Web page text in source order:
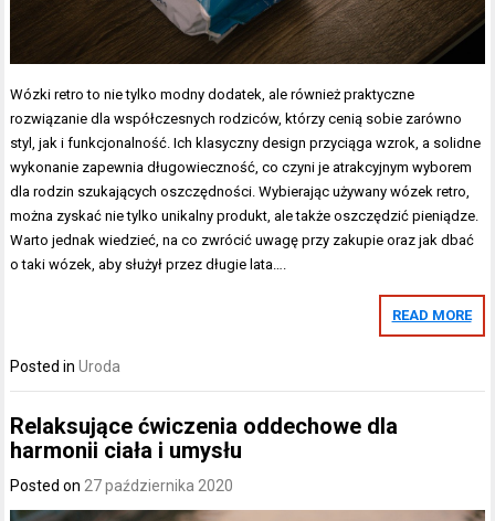
Wózki retro to nie tylko modny dodatek, ale również praktyczne
rozwiązanie dla współczesnych rodziców, którzy cenią sobie zarówno
styl, jak i funkcjonalność. Ich klasyczny design przyciąga wzrok, a solidne
wykonanie zapewnia długowieczność, co czyni je atrakcyjnym wyborem
dla rodzin szukających oszczędności. Wybierając używany wózek retro,
można zyskać nie tylko unikalny produkt, ale także oszczędzić pieniądze.
Warto jednak wiedzieć, na co zwrócić uwagę przy zakupie oraz jak dbać
o taki wózek, aby służył przez długie lata….
READ MORE
Posted inUroda
Relaksujące ćwiczenia oddechowe dla
harmonii ciała i umysłu
Posted on 27 października 2020